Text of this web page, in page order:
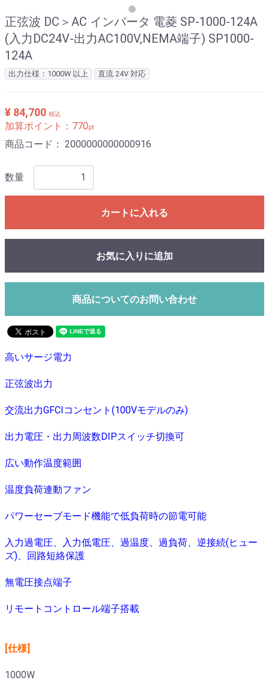
正弦波 DC＞AC インバータ 電菱 SP-1000-124A
(入力DC24V-出力AC100V,NEMA端子) SP1000-
124A
出力仕様：1000W 以上 直流 24V 対応
¥ 84,700 税込
加算ポイント： 770pt
商品コード： 2000000000000916
数量
カートに入れる
お気に入りに追加
商品についてのお問い合わせ
高いサージ電力
正弦波出力
交流出力GFCIコンセント(100Vモデルのみ)
出力電圧・出力周波数DIPスイッチ切換可
広い動作温度範囲
温度負荷連動ファン
パワーセーブモード機能で低負荷時の節電可能
入力過電圧、入力低電圧、過温度、過負荷、逆接続(ヒュー
ズ)、回路短絡保護
無電圧接点端子
リモートコントロール端子搭載
[仕様]
1000W